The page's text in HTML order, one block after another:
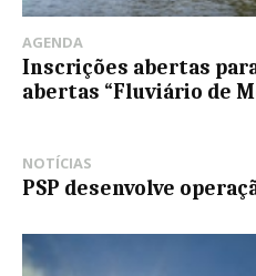
AGENDA
Inscrições abertas
abertas “Fluviário de
NOTÍCIAS
PSP desenvolve